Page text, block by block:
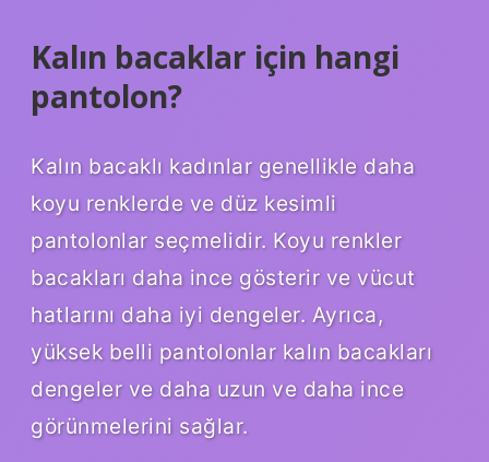
Kalın bacaklar için hangi
pantolon?
Kalın bacaklı kadınlar genellikle daha
koyu renklerde ve düz kesimli
pantolonlar seçmelidir. Koyu renkler
bacakları daha ince gösterir ve vücut
hatlarını daha iyi dengeler. Ayrıca,
yüksek belli pantolonlar kalın bacakları
dengeler ve daha uzun ve daha ince
görünmelerini sağlar.